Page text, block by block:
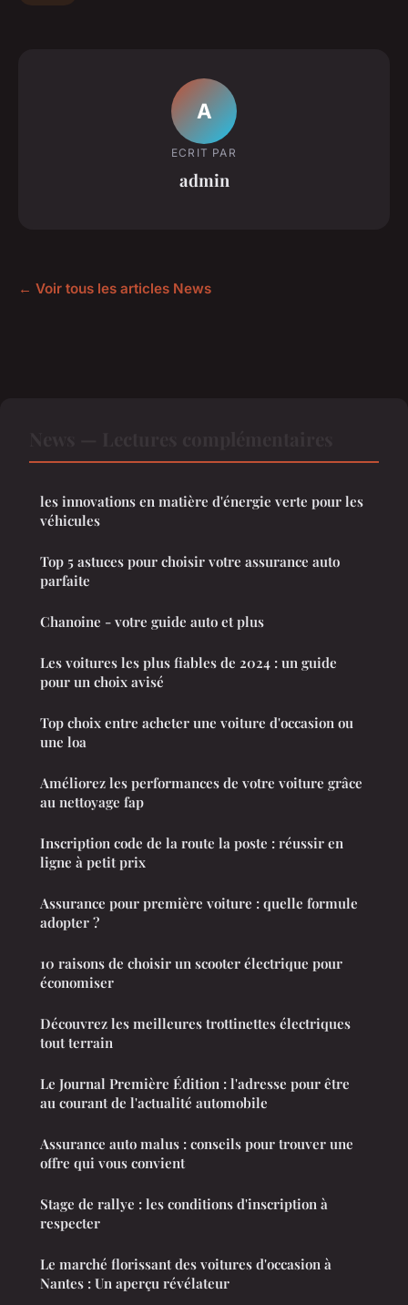
A
ECRIT PAR
admin
← Voir tous les articles News
les innovations en matière d'énergie verte pour les
véhicules
Top 5 astuces pour choisir votre assurance auto
parfaite
Chanoine - votre guide auto et plus
Les voitures les plus fiables de 2024 : un guide
pour un choix avisé
Top choix entre acheter une voiture d'occasion ou
une loa
Améliorez les performances de votre voiture grâce
au nettoyage fap
Inscription code de la route la poste : réussir en
ligne à petit prix
Assurance pour première voiture : quelle formule
adopter ?
10 raisons de choisir un scooter électrique pour
économiser
Découvrez les meilleures trottinettes électriques
tout terrain
Le Journal Première Édition : l'adresse pour être
au courant de l'actualité automobile
Assurance auto malus : conseils pour trouver une
offre qui vous convient
Stage de rallye : les conditions d'inscription à
respecter
Le marché florissant des voitures d'occasion à
Nantes : Un aperçu révélateur